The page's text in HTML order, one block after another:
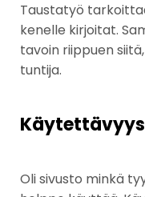
Taustatyö
kenelle kirjoitat.
tavoin riippuen
tuntija.
Käytettävyys
Oli sivusto minkä